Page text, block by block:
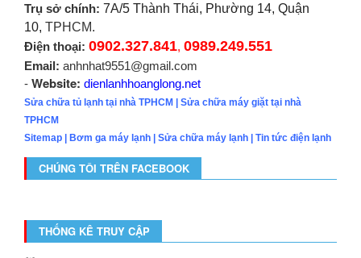
Trụ sở chính: 7A/5 Thành Thái, Phường 14, Quận
10, TPHCM.
Điện thoại: 0902.327.841, 0989.249.551
Email: anhnhat9551@gmail.com
- Website: dienlanhhoanglong.net
Sửa chữa tủ lạnh tại nhà TPHCM | Sửa chữa máy giặt tại nhà
TPHCM
Sitemap | Bơm ga máy lạnh | Sửa chữa máy lạnh | Tin tức điện lạnh
CHÚNG TÔI TRÊN FACEBOOK
THỐNG KÊ TRUY CẬP